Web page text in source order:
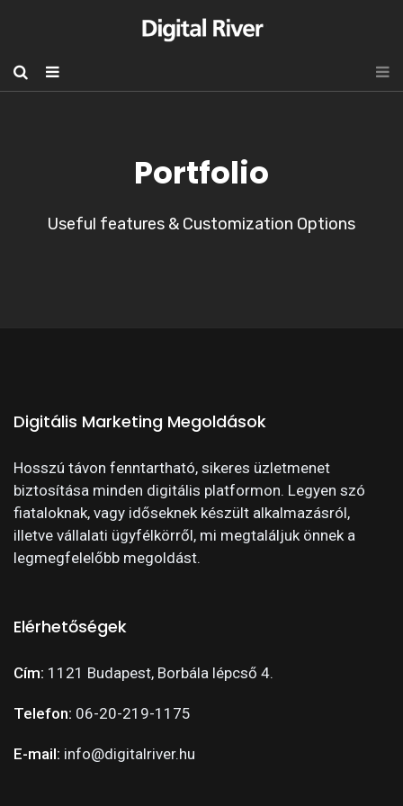
Portfolio
Useful features & Customization Options
Digitális Marketing Megoldások
Hosszú távon fenntartható, sikeres üzletmenet
biztosítása minden digitális platformon. Legyen szó
fiataloknak, vagy időseknek készült alkalmazásról,
illetve vállalati ügyfélkörről, mi megtaláljuk önnek a
legmegfelelőbb megoldást.
Elérhetőségek
Cím: 1121 Budapest, Borbála lépcső 4.
Telefon: 06-20-219-1175
E-mail: info@digitalriver.hu